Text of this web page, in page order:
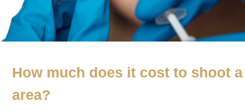
How much does it cost to shoot
area?